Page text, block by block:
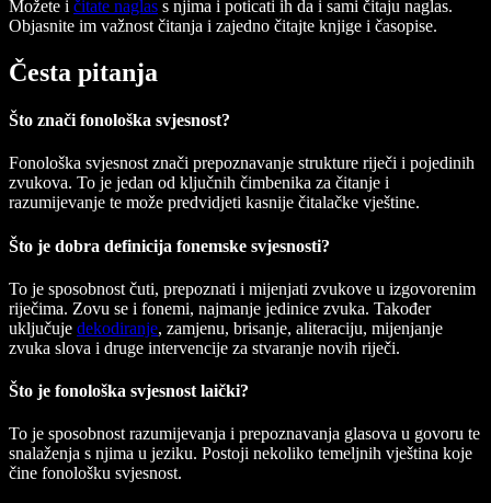
Možete i čitate naglas s njima i poticati ih da i sami čitaju naglas.
Objasnite im važnost čitanja i zajedno čitajte knjige i časopise.
Česta pitanja
Što znači fonološka svjesnost?
Fonološka svjesnost znači prepoznavanje strukture riječi i pojedinih
zvukova. To je jedan od ključnih čimbenika za čitanje i
razumijevanje te može predvidjeti kasnije čitalačke vještine.
Što je dobra definicija fonemske svjesnosti?
To je sposobnost čuti, prepoznati i mijenjati zvukove u izgovorenim
riječima. Zovu se i fonemi, najmanje jedinice zvuka. Također
uključuje dekodiranje, zamjenu, brisanje, aliteraciju, mijenjanje
zvuka slova i druge intervencije za stvaranje novih riječi.
Što je fonološka svjesnost laički?
To je sposobnost razumijevanja i prepoznavanja glasova u govoru te
snalaženja s njima u jeziku. Postoji nekoliko temeljnih vještina koje
čine fonološku svjesnost.